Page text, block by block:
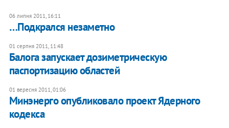
06 липня 2011, 16:11
…Подкрался незаметно
01 серпня 2011, 11:48
Балога запускает дозиметрическую
паспортизацию областей
01 вересня 2011, 01:06
​Минэнерго опубликовало проект Ядерного
кодекса